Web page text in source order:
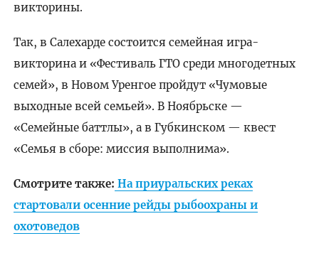
викторины.
Так, в Салехарде состоится семейная игра-
викторина и «Фестиваль ГТО среди многодетных
семей», в Новом Уренгое пройдут «Чумовые
выходные всей семьей». В Ноябрьске —
«Семейные баттлы», а в Губкинском — квест
«Семья в сборе: миссия выполнима».
Смотрите также: На приуральских реках
стартовали осенние рейды рыбоохраны и
охотоведов